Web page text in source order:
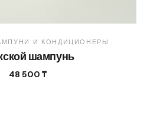
И КОНДИЦИОНЕРЫ
шампунь
48 500 ₸